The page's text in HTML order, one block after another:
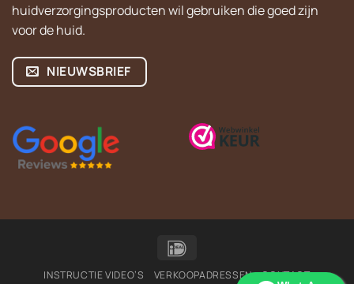
huidverzorgingsproducten wil gebruiken die goed zijn
voor de huid.
NIEUWSBRIEF
INSTRUCTIE VIDEO’S VERKOOPADRESSEN CONTACT